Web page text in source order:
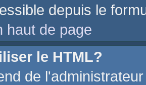
depuis le
haut de page
le HTML?
de